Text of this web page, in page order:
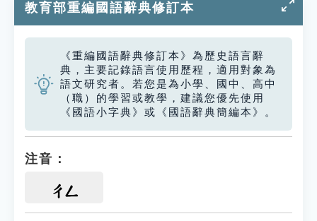
教育部重編國語辭典修訂本
《重編國語辭典修訂本》為歷史語言辭
典，主要記錄語言使用歷程，適用對象為
語文研究者。若您是為小學、國中、高中
（職）的學習或教學，建議您優先使用
《國語小字典》或《國語辭典簡編本》。
注音：
ㄔㄥ